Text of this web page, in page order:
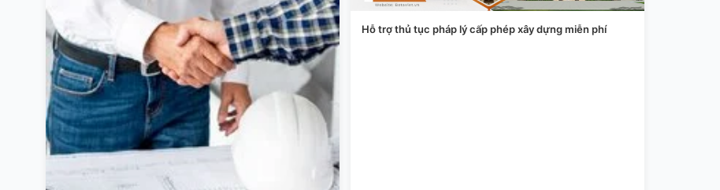
Hỗ trợ thủ tục pháp lý cấp phép xây dựng miễn phí